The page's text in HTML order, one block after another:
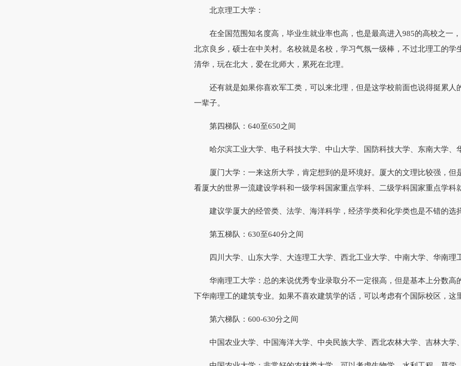
北京理工大学：
在全国范围知名度高，毕业生就业率也高，也是最高进入985的高校之一
北京良乡，硕士在中关村。名校就是名校，学习气氛一级棒，不过北理工的
清华，玩在北大，爱在北师大，累死在北理。
还有就是如果你喜欢军工类，可以来北理，但是这学校前面也说得挺累人
一辈子。
第四梯队：640至650之间
哈尔滨工业大学、电子科技大学、中山大学、国防科技大学、东南大学、
厦门大学：一来这所大学，肯定想到的是环境好。厦大的文理比较强，但
看厦大的世界一流建设学科和一级学科国家重点学科、二级学科国家重点学科
建议学厦大的经管类、法学、海洋科学，经济学类和化学类也是不错的选
第五梯队：630至640分之间
四川大学、山东大学、大连理工大学、西北工业大学、中南大学、华南理
华南理工大学：总的来说优秀专业录取分不一定很高，但是基本上分数高
下华南理工的建筑专业。如果不喜欢建筑学的话，可以考虑有个国际校区，这
第六梯队：600-630分之间
中国农业大学、中国海洋大学、中央民族大学、西北农林大学、吉林大学